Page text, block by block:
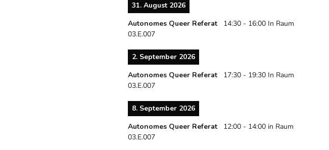
31. August 2026
Autonomes Queer Referat
14:30 - 16:00 In Raum
03.E.007
2. September 2026
Autonomes Queer Referat
17:30 - 19:30 In Raum
03.E.007
8. September 2026
Autonomes Queer Referat
12:00 - 14:00 in Raum
03.E.007